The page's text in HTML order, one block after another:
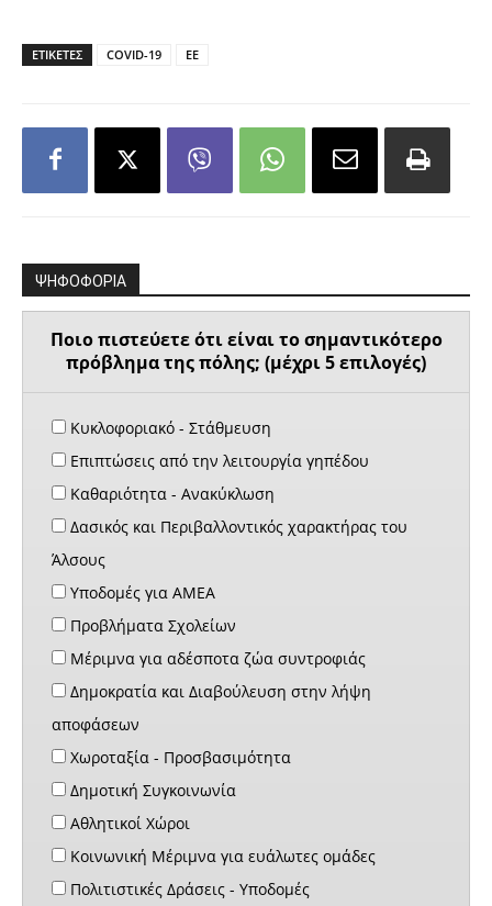
ΕΤΙΚΕΤΕΣ COVID-19 ΕΕ
ΨΗΦΟΦΟΡΙΑ
Ποιο πιστεύετε ότι είναι το σημαντικότερο
πρόβλημα της πόλης; (μέχρι 5 επιλογές)
Κυκλοφοριακό - Στάθμευση
Επιπτώσεις από την λειτουργία γηπέδου
Καθαριότητα - Ανακύκλωση
Δασικός και Περιβαλλοντικός χαρακτήρας του
Άλσους
Υποδομές για ΑΜΕΑ
Προβλήματα Σχολείων
Μέριμνα για αδέσποτα ζώα συντροφιάς
Δημοκρατία και Διαβούλευση στην λήψη
αποφάσεων
Χωροταξία - Προσβασιμότητα
Δημοτική Συγκοινωνία
Αθλητικοί Χώροι
Κοινωνική Μέριμνα για ευάλωτες ομάδες
Πολιτιστικές Δράσεις - Υποδομές